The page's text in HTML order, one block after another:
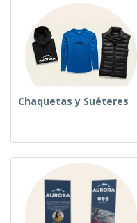
Chaquetas y Suéteres